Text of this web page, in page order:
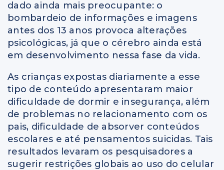
dado ainda mais preocupante: o
bombardeio de informações e imagens
antes dos 13 anos provoca alterações
psicológicas, já que o cérebro ainda está
em desenvolvimento nessa fase da vida.
As crianças expostas diariamente a esse
tipo de conteúdo apresentaram maior
dificuldade de dormir e insegurança, além
de problemas no relacionamento com os
pais, dificuldade de absorver conteúdos
escolares e até pensamentos suicidas. Tais
resultados levaram os pesquisadores a
sugerir restrições globais ao uso do celular